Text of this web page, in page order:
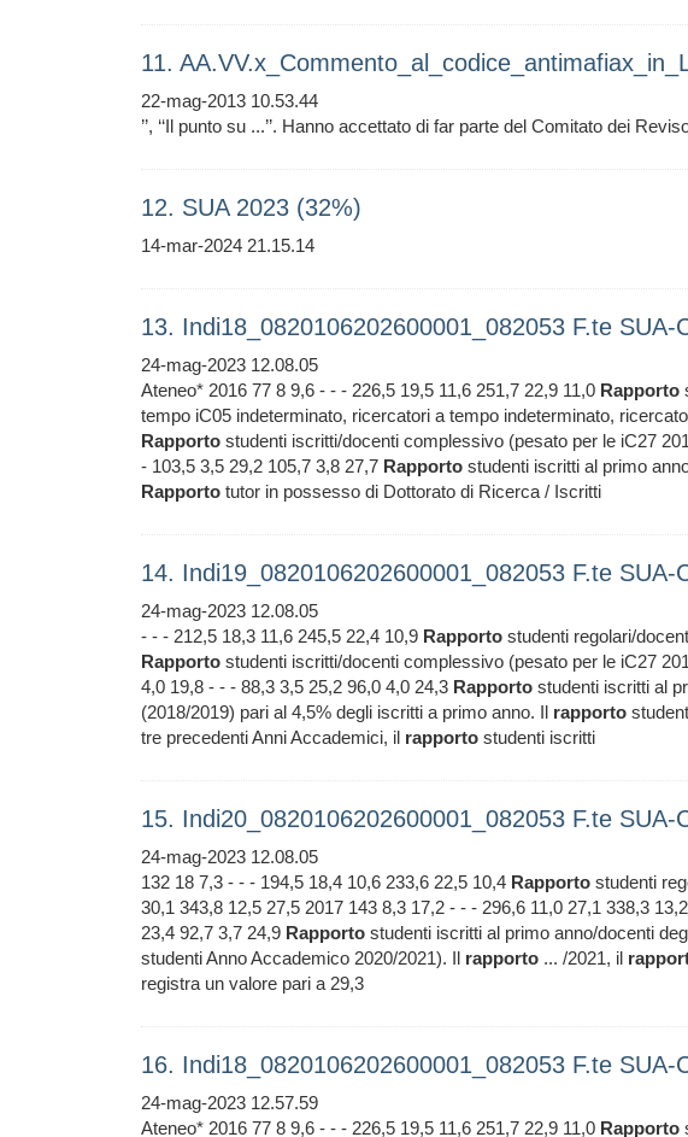
11.
22-mag-2013 10.53.44
’’, ‘‘Il punto su ...’’. Hanno accettato di far parte del Comitato dei
12. SUA 2023 (32%)
14-mar-2024 21.15.14
13. Indi18_0820106202600001_082053 F.te SUA-
24-mag-2023 12.08.05
Ateneo* 2016 77 8 9,6 - - - 226,5 19,5 11,6 251,7 22,9 11,0 Rapporto
tempo iC05 indeterminato, ricercatori a tempo indeterminato,
Rapporto studenti iscritti/docenti complessivo (pesato per le iC27
- 103,5 3,5 29,2 105,7 3,8 27,7 Rapporto studenti iscritti al primo
Rapporto tutor in possesso di Dottorato di Ricerca / Iscritti
14. Indi19_0820106202600001_082053 F.te SUA-
24-mag-2023 12.08.05
- - - 212,5 18,3 11,6 245,5 22,4 10,9 Rapporto studenti regolari/
Rapporto studenti iscritti/docenti complessivo (pesato per le iC27
4,0 19,8 - - - 88,3 3,5 25,2 96,0 4,0 24,3 Rapporto studenti iscritti al
(2018/2019) pari al 4,5% degli iscritti a primo anno. Il rapporto
tre precedenti Anni Accademici, il rapporto studenti iscritti
15. Indi20_0820106202600001_082053 F.te SUA-
24-mag-2023 12.08.05
132 18 7,3 - - - 194,5 18,4 10,6 233,6 22,5 10,4 Rapporto studenti
30,1 343,8 12,5 27,5 2017 143 8,3 17,2 - - - 296,6 11,0 27,1 338,3
23,4 92,7 3,7 24,9 Rapporto studenti iscritti al primo anno/docenti
studenti Anno Accademico 2020/2021). Il rapporto ... /2021, il
registra un valore pari a 29,3
16. Indi18_0820106202600001_082053 F.te SUA-
24-mag-2023 12.57.59
Ateneo* 2016 77 8 9,6 - - - 226,5 19,5 11,6 251,7 22,9 11,0 Rapporto